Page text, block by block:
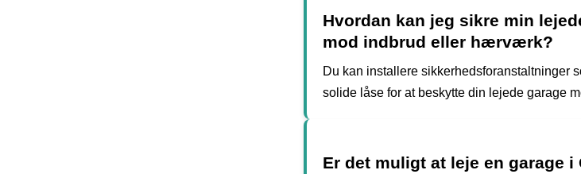
Hvordan kan jeg sikre min
mod indbrud eller hærværk?
Du kan installere sikkerhedsforanstaltninger
solide låse for at beskytte din lejede garage
Er det muligt at leje en garage i